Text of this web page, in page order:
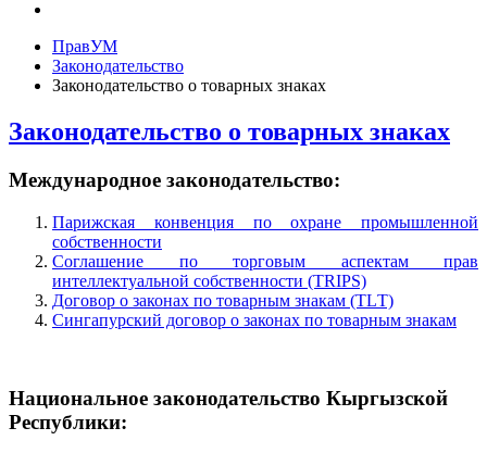
ПравУМ
Законодательство
Законодательство о товарных знаках
Законодательство о товарных знаках
Международное законодательство:
Парижская конвенция по охране промышленной
собственности
Соглашение по торговым аспектам прав
интеллектуальной собственности (TRIPS)
Договор о законах по товарным знакам (ТLТ)
Сингапурский договор о законах по товарным знакам
Национальное законодательство Кыргызской
Республики: